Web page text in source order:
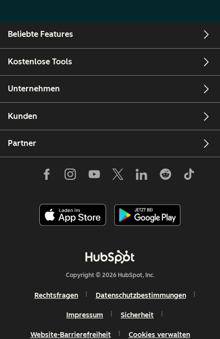
Beliebte Features
Kostenlose Tools
Unternehmen
Kunden
Partner
Copyright © 2026 HubSpot, Inc.
Rechtsfragen Datenschutzbestimmungen
Impressum Sicherheit
Website-Barrierefreiheit Cookies verwalten